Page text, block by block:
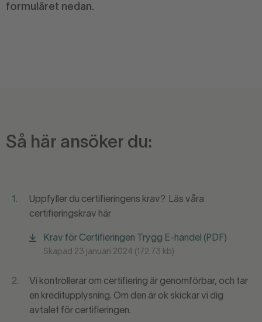
formuläret nedan.
Så här ansöker du:
1.
Uppfyller du certifieringens krav? Läs våra
certifieringskrav här
Krav för Certifieringen Trygg E-handel (PDF)
Skapad 23 januari 2024 (172.73 kb)
2.
Vi kontrollerar om certifiering är genomförbar, och tar
en kreditupplysning. Om den är ok skickar vi dig
avtalet för certifieringen.